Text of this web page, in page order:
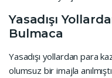
Yasadışı
Bulmaca
Yasadışı yollardan para
olumsuz bir imajla